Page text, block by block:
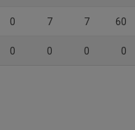
0 7 7 60
0 0 0 0